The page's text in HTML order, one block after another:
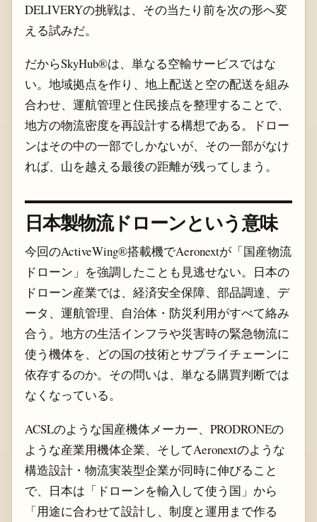
DELIVERYの挑戦は、その当たり前を次の形へ変
える試みだ。
だからSkyHub®は、単なる空輸サービスではな
い。地域拠点を作り、地上配送と空の配送を組み
合わせ、運航管理と住民接点を整理することで、
地方の物流密度を再設計する構想である。ドロー
ンはその中の一部でしかないが、その一部がなけ
れば、山を越える最後の距離が残ってしまう。
日本製物流ドローンという意味
今回のActiveWing®搭載機でAeronextが「国産物流
ドローン」を強調したことも見逃せない。日本の
ドローン産業では、経済安全保障、部品調達、デ
ータ、運航管理、自治体・防災利用がすべて絡み
合う。地方の生活インフラや災害時の緊急物流に
使う機体を、どの国の技術とサプライチェーンに
依存するのか。その問いは、単なる購買判断では
なくなっている。
ACSLのような国産機体メーカー、PRODRONEの
ような産業用機体企業、そしてAeronextのような
構造設計・物流実装型企業が同時に伸びること
で、日本は「ドローンを輸入して使う国」から
「用途に合わせて設計し、制度と運用まで作る